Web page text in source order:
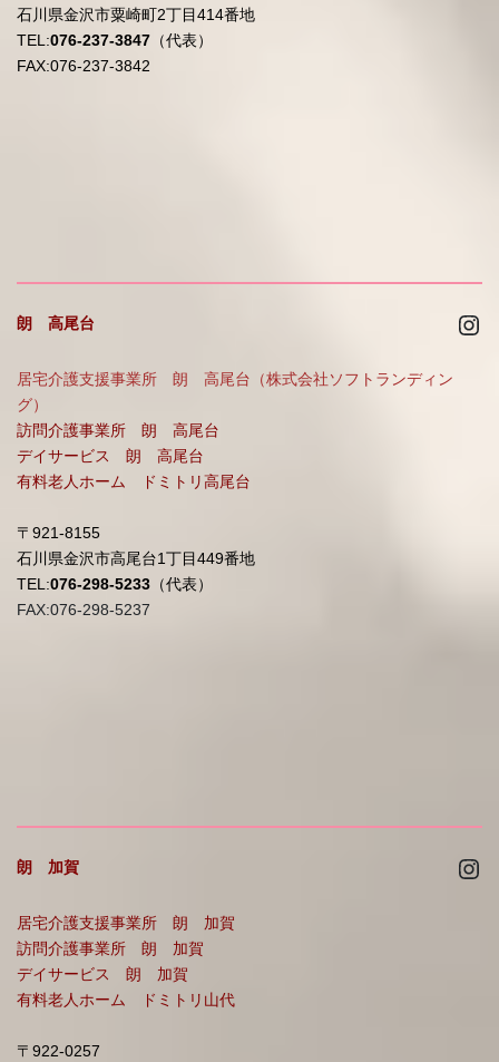
石川県金沢市粟崎町2丁目414番地
TEL:076-237-3847 （代表）
FAX:076-237-3842
朗 高尾台
居宅介護支援事業所 朗 高尾台（株式会社ソフトランディン
グ）
訪問介護事業所 朗 高尾台
デイサービス 朗 高尾台
有料老人ホーム ドミトリ高尾台
〒921-8155
石川県金沢市高尾台1丁目449番地
TEL:076-298-5233 （代表）
FAX:076-298-5237
朗 加賀
居宅介護支援事業所 朗 加賀
訪問介護事業所 朗 加賀
デイサービス 朗 加賀
有料老人ホーム ドミトリ山代
〒922-0257